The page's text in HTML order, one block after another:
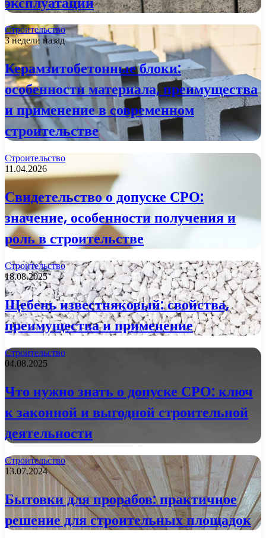
Строительство
3 недели назад
Керамзитобетонные блоки:
особенности материала, преимущества
и применение в современном
строительстве
Строительство
11.04.2026
Свидетельство о допуске СРО:
значение, особенности получения и
роль в строительстве
Строительство
18.08.2025
Щебень известняковый: свойства,
преимущества и применение
Строительство
04.08.2025
Что нужно знать о допуске СРО: ключ
к законной и выгодной строительной
деятельности
Строительство
13.07.2024
Бытовки для прорабов: практичное
решение для строительных площадок